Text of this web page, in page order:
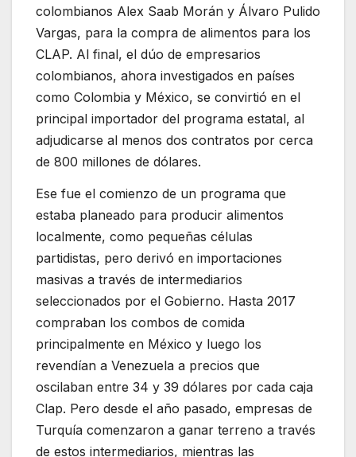
colombianos Alex Saab Morán y Álvaro Pulido
Vargas, para la compra de alimentos para los
CLAP. Al final, el dúo de empresarios
colombianos, ahora investigados en países
como Colombia y México, se convirtió en el
principal importador del programa estatal, al
adjudicarse al menos dos contratos por cerca
de 800 millones de dólares.
Ese fue el comienzo de un programa que
estaba planeado para producir alimentos
localmente, como pequeñas células
partidistas, pero derivó en importaciones
masivas a través de intermediarios
seleccionados por el Gobierno. Hasta 2017
compraban los combos de comida
principalmente en México y luego los
revendían a Venezuela a precios que
oscilaban entre 34 y 39 dólares por cada caja
Clap. Pero desde el año pasado, empresas de
Turquía comenzaron a ganar terreno a través
de estos intermediarios, mientras las